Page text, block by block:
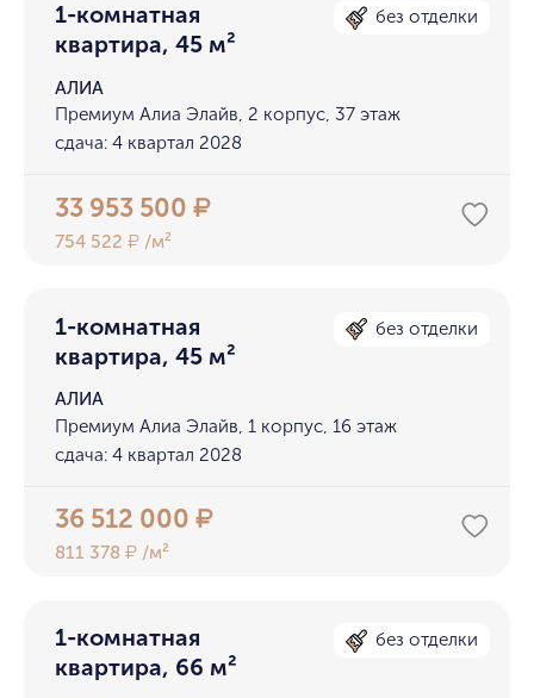
1-комнатная
квартира, 45 м²
без отделки
АЛИА
Премиум Алиа Элайв, 2 корпус, 37 этаж
сдача: 4 квартал 2028
33 953 500₽
754 522₽ /м²
1-комнатная
квартира, 45 м²
без отделки
АЛИА
Премиум Алиа Элайв, 1 корпус, 16 этаж
сдача: 4 квартал 2028
36 512 000₽
811 378₽ /м²
1-комнатная
квартира, 66 м²
без отделки